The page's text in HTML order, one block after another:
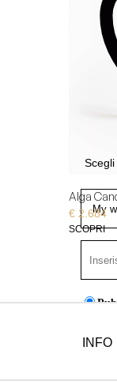
Alga
€ 2.684
SCOPRI
INFO